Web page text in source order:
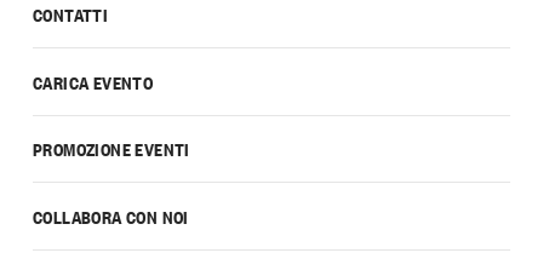
CONTATTI
CARICA EVENTO
PROMOZIONE EVENTI
COLLABORA CON NOI